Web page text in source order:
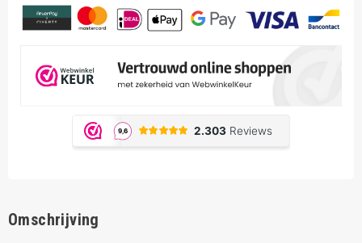
Omschrijving